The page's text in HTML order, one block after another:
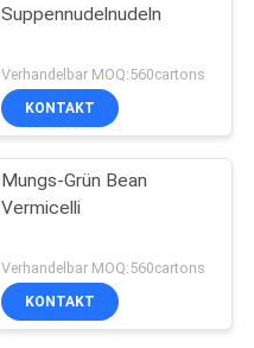
Suppennudelnudeln
Verhandelbar MOQ:560cartons
KONTAKT
Mungs-Grün Bean
Vermicelli
Verhandelbar MOQ:560cartons
KONTAKT